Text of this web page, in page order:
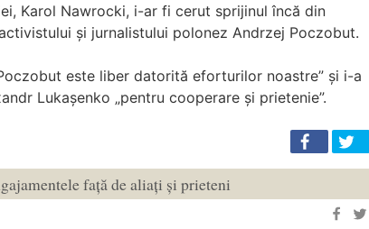
Karol Nawrocki, i-ar fi cerut sprijinul încă din
și jurnalistului polonez Andrzej Poczobut.
este liber datorită eforturilor noastre” și i-a
Lukașenko „pentru cooperare și prietenie”.
față de aliați și prieteni